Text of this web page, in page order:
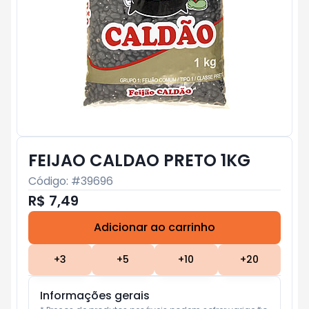
FEIJAO CALDAO PRETO 1KG
Código: #39696
R$ 7,49
Adicionar ao carrinho
+3 +5 +10 +20
Informações gerais